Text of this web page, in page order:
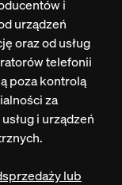
i
urządzeń
oraz od usług
telefonii
poza kontrolą
za
i urządzeń
lub